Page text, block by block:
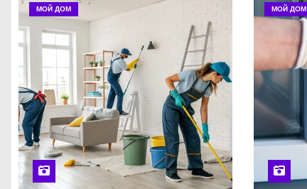
МОЙ ДОМ МОЙ ДОМ